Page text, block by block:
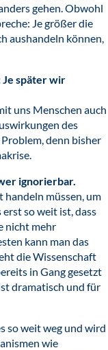
gehen. Obwohl
Je größer die
aushandeln können,
Je später wir
uns Menschen auch
des
denn bisher
ignorierbar.
handeln müssen, um
so weit ist, dass
nicht mehr
kann man das
die Wissenschaft
in Gang gesetzt
dramatisch und für
so weit weg und wird
wie